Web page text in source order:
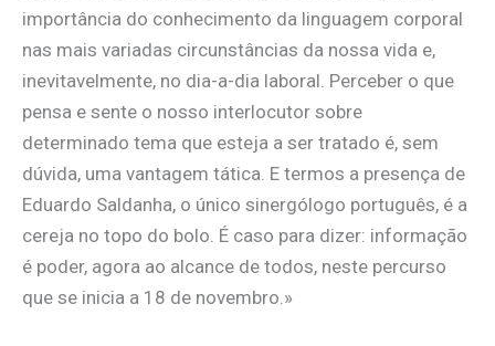
importância do conhecimento da linguagem corporal
nas mais variadas circunstâncias da nossa vida e,
inevitavelmente, no dia-a-dia laboral. Perceber o que
pensa e sente o nosso interlocutor sobre
determinado tema que esteja a ser tratado é, sem
dúvida, uma vantagem tática. E termos a presença de
Eduardo Saldanha, o único sinergólogo português, é a
cereja no topo do bolo. É caso para dizer: informação
é poder, agora ao alcance de todos, neste percurso
que se inicia a 18 de novembro.»